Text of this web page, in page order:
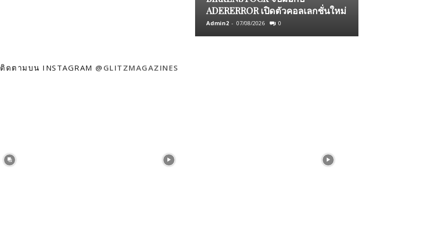
ADERERROR เปิดตัวคอลเลกชั่นใหม่
Admin2 - 07/08/2026 0
ติดตามบน INSTAGRAM @GLITZMAGAZINES